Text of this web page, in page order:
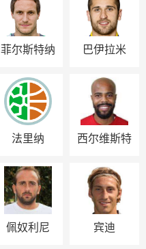
菲尔斯特纳 巴伊拉米
法里纳 西尔维斯特
佩奴利尼 宾迪